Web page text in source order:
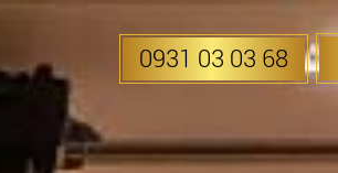
0931 03 03 68